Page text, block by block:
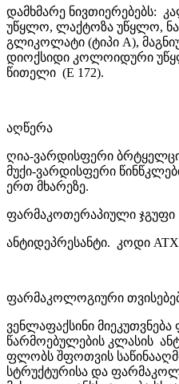
დამხმარე ნივთიერებებს:
უწყლო, ლაქტოზა უწყლო,
გლიკოლატი (ტიპი A),
დიოქსიდი კოლოიდური
წითელი (E
აღწერა
ღია-ვარდისფერი
მუქი-ვარდისფერი
ერთ მხარეზე.
ფარმაკოთერაპიული ჯგუფი
ანტიდეპრესანტი. კოდი
ფარმაკოლოგიური
ვენლაფაქსინი
წარმოებულების კლასის
ფლობს შფოთვის
სტრუქტურისა და